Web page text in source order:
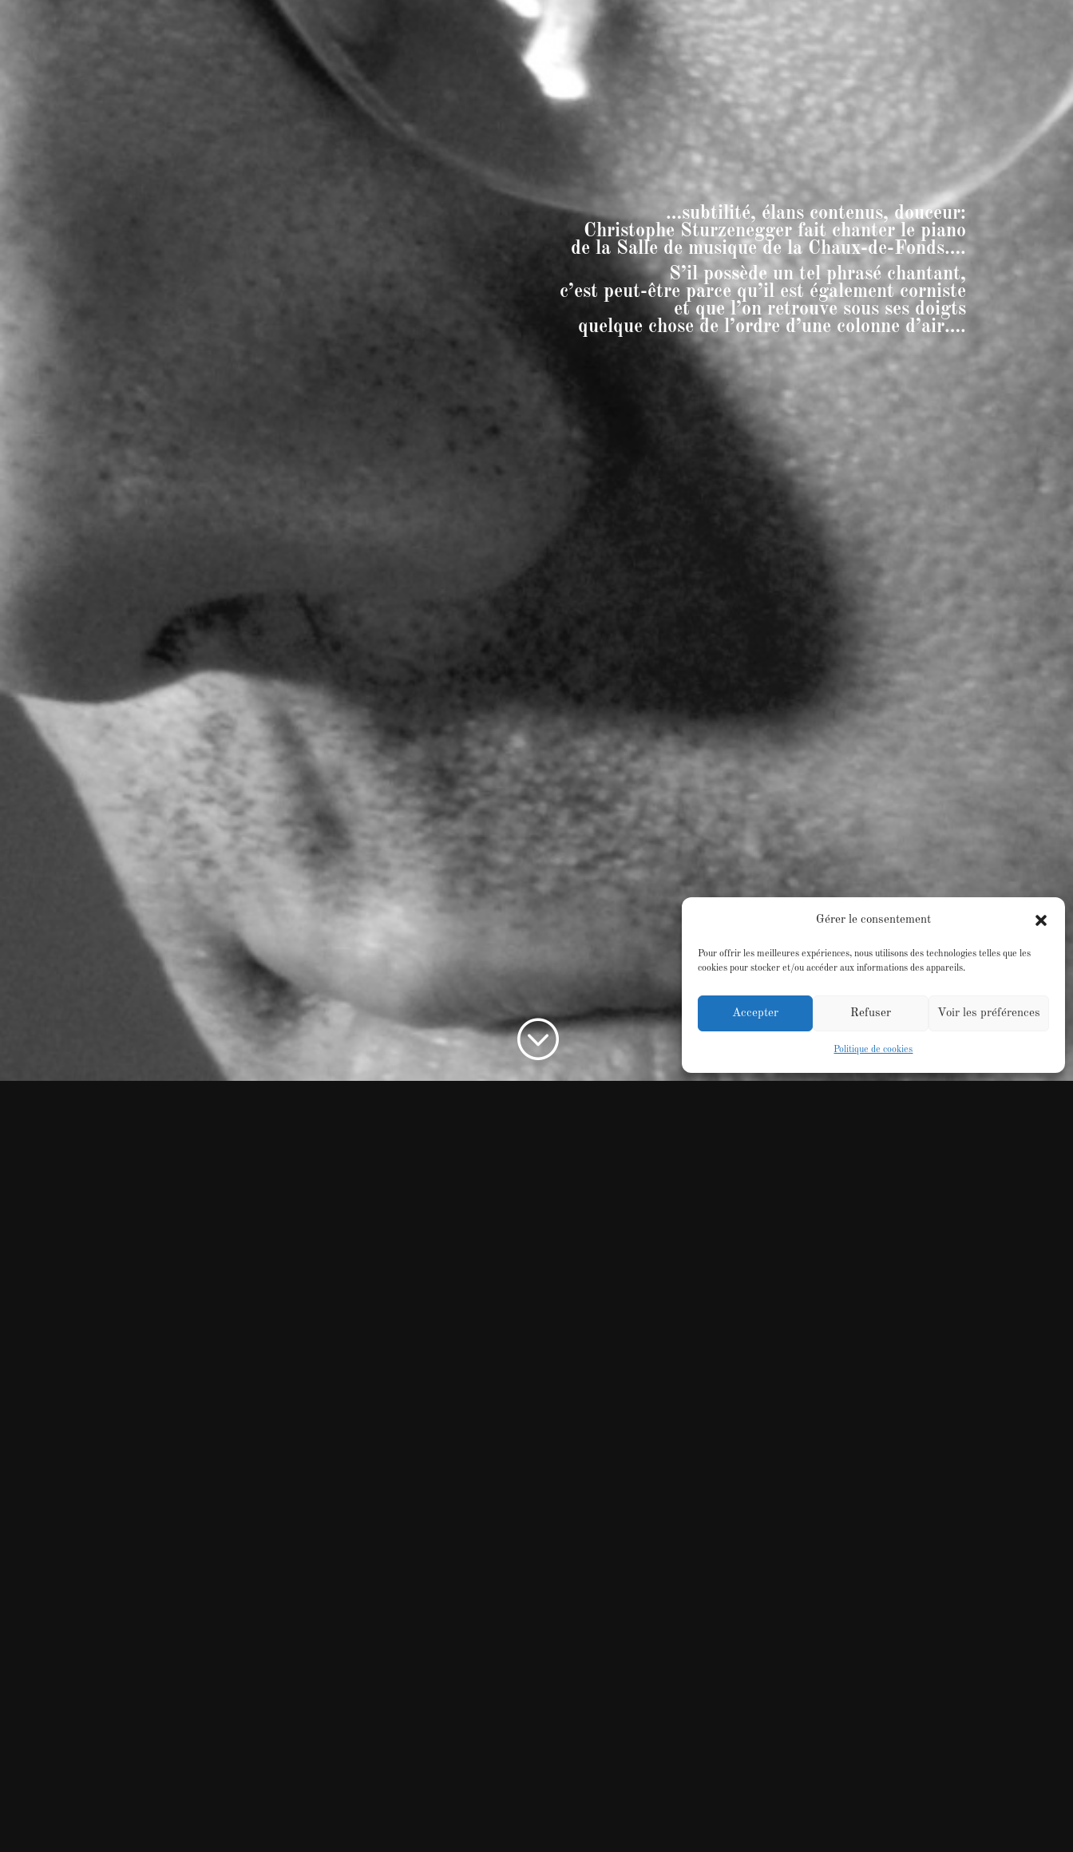
Gérer le consentement
Pour offrir les meilleures expériences, nous utilisons des technologies telles que les
cookies pour stocker et/ou accéder aux informations des appareils.
Accepter Refuser Voir les préférences
Politique de cookies
…subtilité, élans contenus, douceur:
Christophe Sturzenegger fait chanter le piano
de la Salle de musique de la Chaux-de-Fonds….
S’il possède un tel phrasé chantant,
c’est peut-être parce qu’il est également corniste
et que l’on retrouve sous ses doigts
quelque chose de l’ordre d’une colonne d’air….
;